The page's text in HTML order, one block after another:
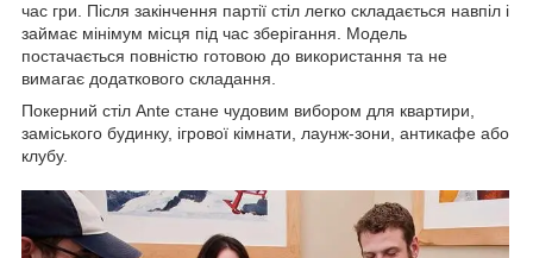
час гри. Після закінчення партії стіл легко складається навпіл і
займає мінімум місця під час зберігання. Модель
постачається повністю готовою до використання та не
вимагає додаткового складання.
Покерний стіл Ante стане чудовим вибором для квартири,
заміського будинку, ігрової кімнати, лаунж-зони, антикафе або
клубу.